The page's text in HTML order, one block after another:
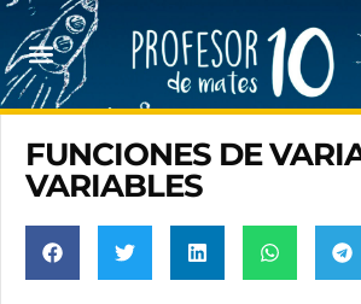
FUNCIONES DE
VARIABLES